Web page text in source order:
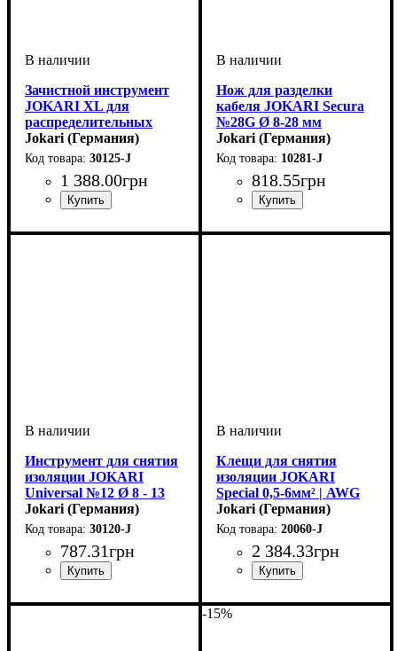
Зачистной инструмент
JOKARI XL для
распределительных
коробок
Jokari (Германия)
30125-J
1 388.00грн
изоляции
Нож для разделки
кабеля JOKARI Secura
№28G Ø 8-28 мм
Jokari (Германия)
10281-J
818.55грн
кабеля
Инструмент для снятия
изоляции JOKARI
Universal №12 Ø 8 - 13
мм | 5/16“ - 1/2“
Jokari (Германия)
30120-J
787.31грн
изоляции
Клещи для снятия
изоляции JOKARI
Special 0,5-6мм² | AWG
20-10
Jokari (Германия)
20060-J
2 384.33грн
изоляции
0,6
-15%